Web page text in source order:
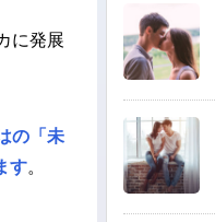
に発展
の「未
す。